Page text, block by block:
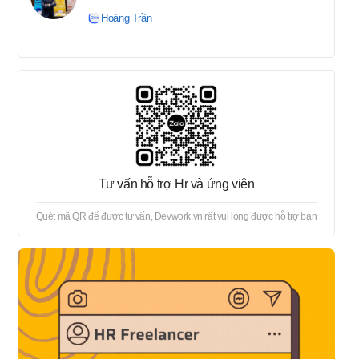
tuyển → Offer → Thủ tục
Hoàng Trần
Tư vấn hỗ trợ Hr và ứng viên
Quét mã QR để được tư vấn, Devwork.vn rất vui lòng được hỗ trợ bạn